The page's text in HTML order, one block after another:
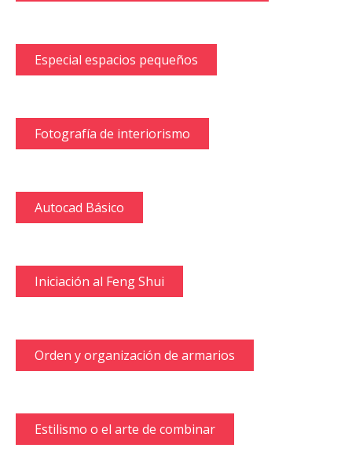
Especial espacios pequeños
Fotografía de interiorismo
Autocad Básico
Iniciación al Feng Shui
Orden y organización de armarios
Estilismo o el arte de combinar